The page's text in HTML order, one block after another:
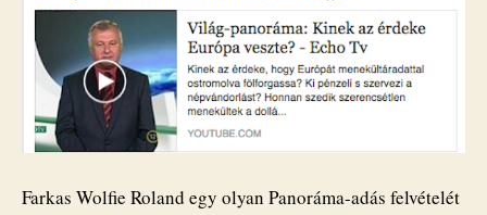
Farkas Wolfie Roland egy olyan Panoráma-adás felvételét